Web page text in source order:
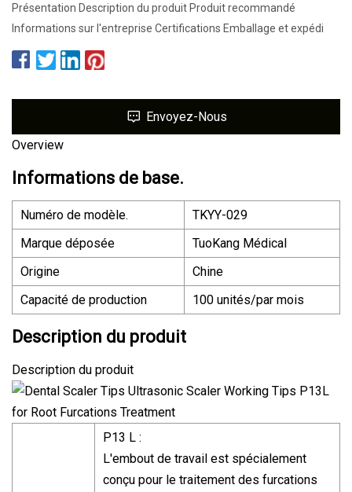
Présentation Description du produit Produit recommandé
Informations sur l'entreprise Certifications Emballage et expédi
Envoyez-Nous
Overview
Informations de base.
Numéro de modèle.
TKYY-029
Marque déposée
TuoKang Médical
Origine
Chine
Capacité de production
100 unités/par mois
Description du produit
Description du produit
P13 L :
L'embout de travail est spécialement
conçu pour le traitement des furcations